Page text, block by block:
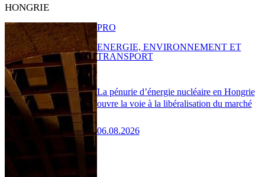
HONGRIE
La pénurie d’énergie nucléaire en Hongrie
ouvre la voie à la libéralisation du marché
06.08.2026
PRO
ENERGIE, ENVIRONNEMENT ET
TRANSPORT